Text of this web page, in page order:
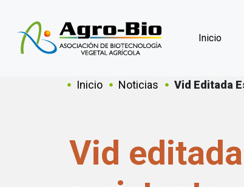
Inicio
Sobrescribir
Inicio Noticias Vid Editada
Vid